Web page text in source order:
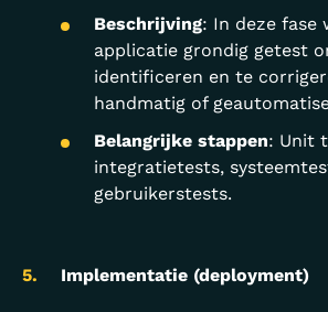
Beschrijving: In deze fase
applicatie grondig getest
identificeren en te
handmatig of
Belangrijke stappen: Unit
integratietests,
gebruikerstests.
Implementatie (deployment)